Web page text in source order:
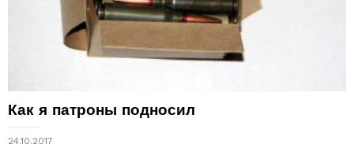
Как я патроны подносил
24.10.2017